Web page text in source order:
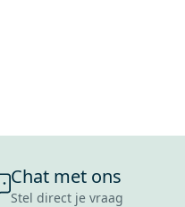
Chat met ons
Stel direct je vraag